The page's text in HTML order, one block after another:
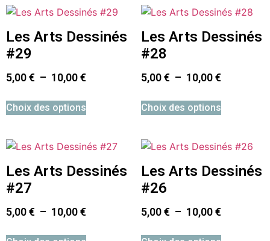
Les Arts Dessinés
#29
5,00€ – 10,00€
Choix des options
Les Arts Dessinés
#28
5,00€ – 10,00€
Choix des options
Les Arts Dessinés
#27
5,00€ – 10,00€
Les Arts Dessinés
#26
5,00€ – 10,00€